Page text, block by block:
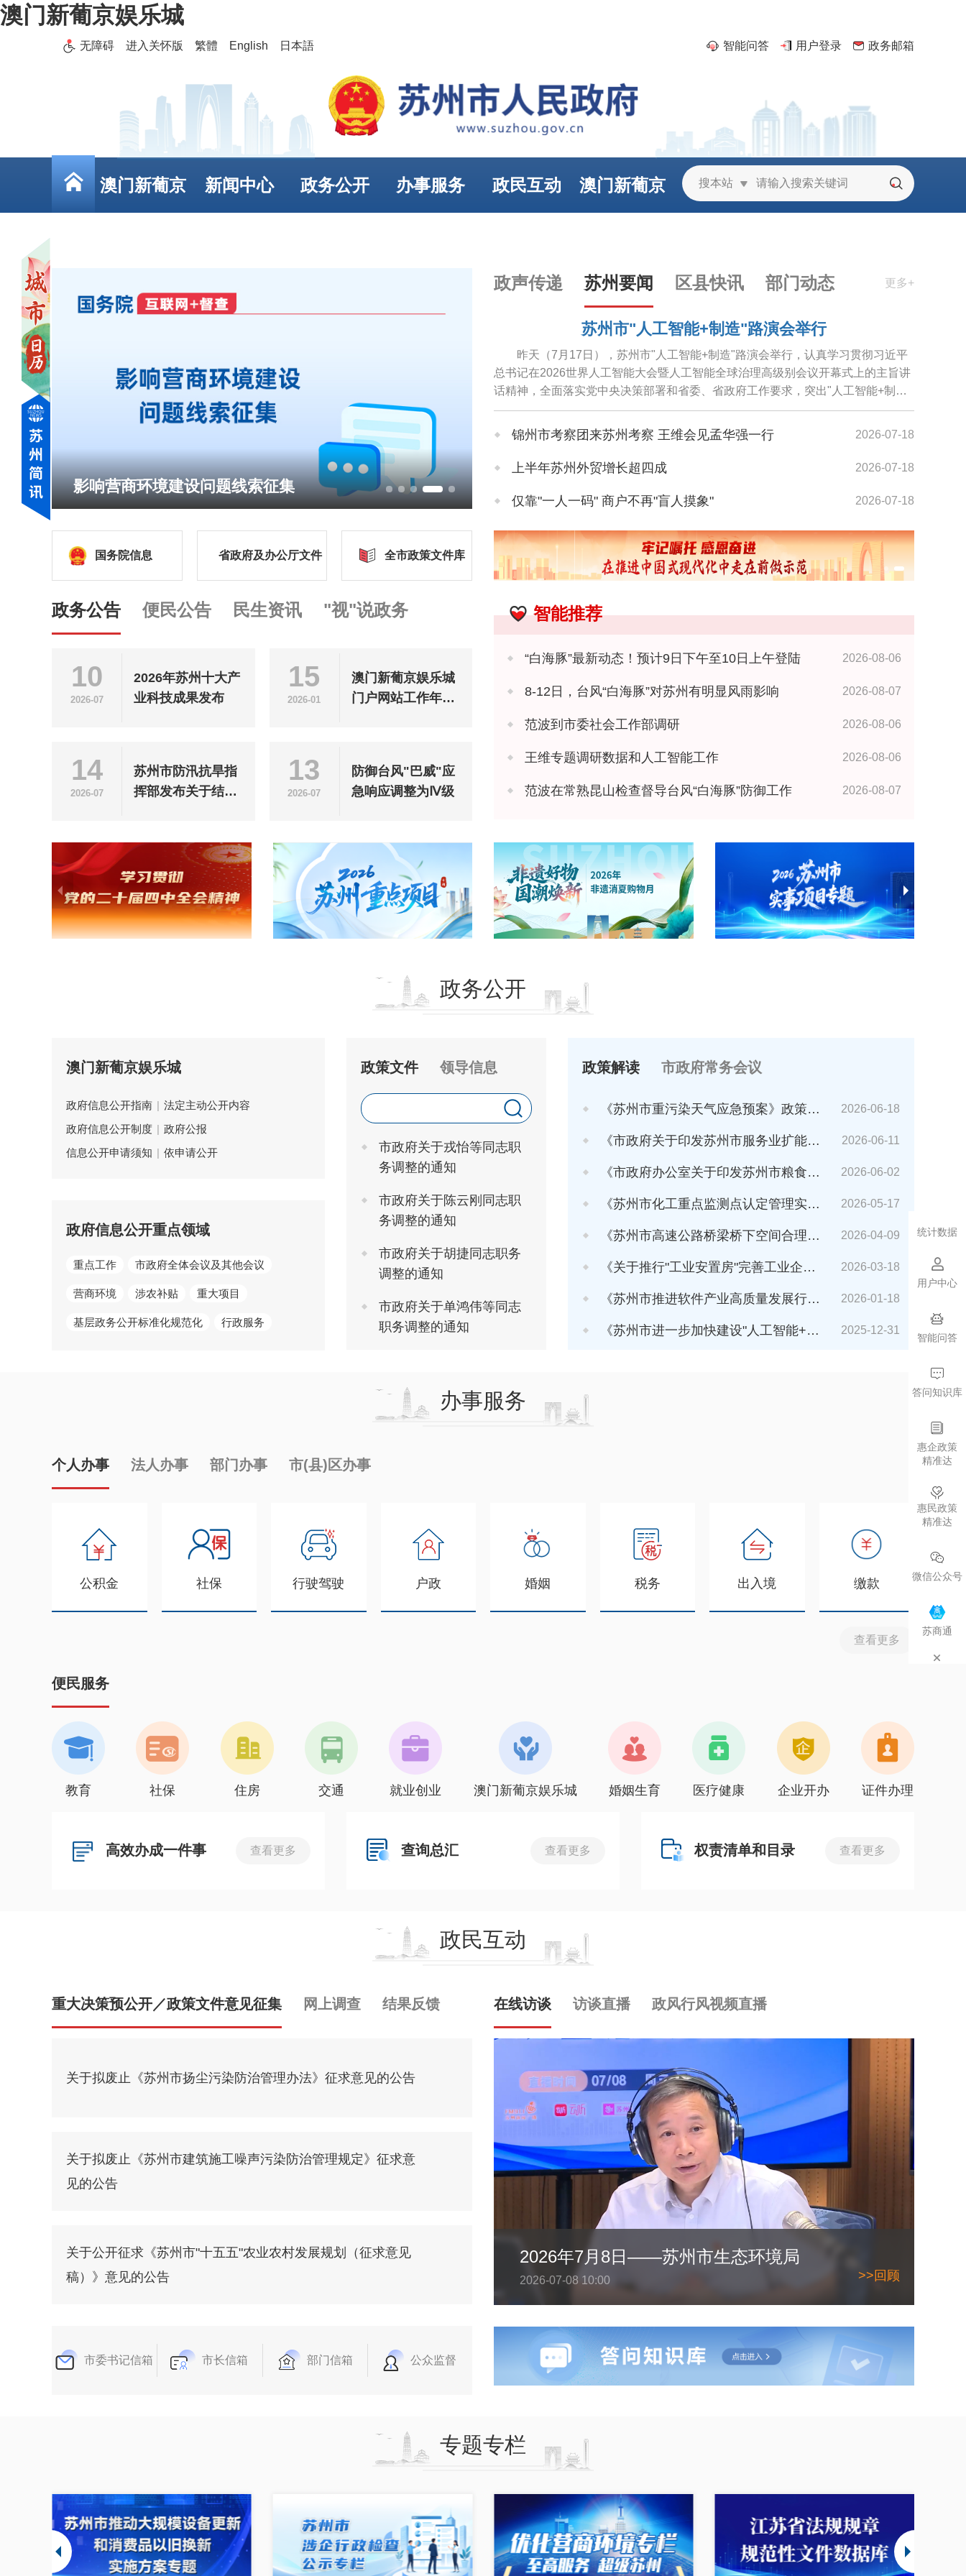
澳门新葡京娱乐城
无障碍 进入关怀版 繁體 English 日本語 智能问答 用户登录 政务邮箱
搜本站
澳门新葡京 新闻中心 政务公开 办事服务 政民互动 澳门新葡京
孩子们在苏州公园接受武术训练
政声传递 苏州要闻 区县快讯 部门动态 更多+
苏州市"人工智能+制造"路演会举行
昨天（7月17日），苏州市"人工智能+制造"路演会举行，认真学习贯彻习近平
总书记在2026世界人工智能大会暨人工智能全球治理高级别会议开幕式上的主旨讲
话精神，全面落实党中央决策部署和省委、省政府工作要求，突出"人工智能+制
造"带动产业转型升级，助力高...
锦州市考察团来苏州考察 王维会见孟华强一行 2026-07-18
上半年苏州外贸增长超四成 2026-07-18
仅靠"一人一码" 商户不再"盲人摸象" 2026-07-18
苏州首批环境执法监督员上岗 2026-07-18
"高原清凉"直达苏州 2026-07-18
国务院信息 省政府及办公厅文件 全市政策文件库
政务公告 便民公告 民生资讯 "视"说政务
10
2026-07
2026年苏州十大产
业科技成果发布
15
2026-01
澳门新葡京娱乐城
门户网站工作年度
14
2026-07
苏州市防汛抗旱指
挥部发布关于结束
13
2026-07
防御台风"巴威"应
急响应调整为Ⅳ级
智能推荐
“白海豚”最新动态！预计9日下午至10日上午登陆 2026-08-06
8-12日，台风“白海豚”对苏州有明显风雨影响 2026-08-07
范波到市委社会工作部调研 2026-08-06
王维专题调研数据和人工智能工作 2026-08-06
范波在常熟昆山检查督导台风“白海豚”防御工作 2026-08-07
政务公开
澳门新葡京娱乐城
政府信息公开指南 | 法定主动公开内容
政府信息公开制度 | 政府公报
信息公开申请须知 | 依申请公开
政府信息公开重点领域
重点工作 市政府全体会议及其他会议
营商环境 涉农补贴 重大项目
基层政务公开标准化规范化 行政服务
政策文件 领导信息
市政府关于戎怡等同志职
务调整的通知
市政府关于陈云刚同志职
务调整的通知
市政府关于胡捷同志职务
调整的通知
市政府关于单鸿伟等同志
职务调整的通知
政策解读 市政府常务会议
《苏州市重污染天气应急预案》政策解读 2026-06-18
《市政府关于印发苏州市服务业扩能提质行动方案(2026～2030年)的通知》解读 2026-06-11
《市政府办公室关于印发苏州市粮食应急预案的通知》解读 2026-06-02
《苏州市化工重点监测点认定管理实施细则》解读 2026-05-17
《苏州市高速公路桥梁桥下空间合理利用管理办法》解读 2026-04-09
《关于推行"工业安置房"完善工业企业搬迁安置的指导意见（试行）》解读 2026-03-18
《苏州市推进软件产业高质量发展行动计划（2026-2027年）》解读 2026-01-18
《苏州市进一步加快建设"人工智能+"城市的若干措施（2026年版）》解读 2025-12-31
办事服务
个人办事 法人办事 部门办事 市(县)区办事
公积金 社保 行驶驾驶 户政 婚姻 税务 出入境 缴款
查看更多
便民服务
教育 社保 住房 交通 就业创业 澳门新葡京娱乐城 婚姻生育 医疗健康 企业开办 证件办理
高效办成一件事 查看更多 查询总汇 查看更多 权责清单和目录 查看更多
政民互动
重大决策预公开／政策文件意见征集 网上调查 结果反馈
关于拟废止《苏州市扬尘污染防治管理办法》征求意见的公告
关于拟废止《苏州市建筑施工噪声污染防治管理规定》征求意
见的公告
关于公开征求《苏州市"十五五"农业农村发展规划（征求意见
稿）》意见的公告
市委书记信箱 市长信箱 部门信箱 公众监督
在线访谈 访谈直播 政风行风视频直播
2026年7月8日——苏州市生态环境局
2026-07-08 10:00 >>回顾
专题专栏
统计数据
用户中心
智能问答
答问知识库
惠企政策
精准达
惠民政策
精准达
微信公众号
苏商通